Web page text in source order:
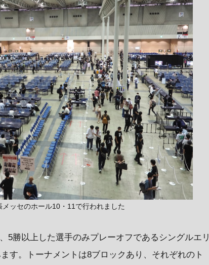
ッセのホール10・11で行われました
5勝以上した選手のみプレーオフであるシングルエリ
す。トーナメントは8ブロックあり、それぞれのト